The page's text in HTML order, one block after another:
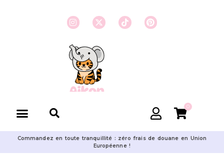
0
Commandez en toute tranquillité : zéro frais de douane en Union
Européenne !